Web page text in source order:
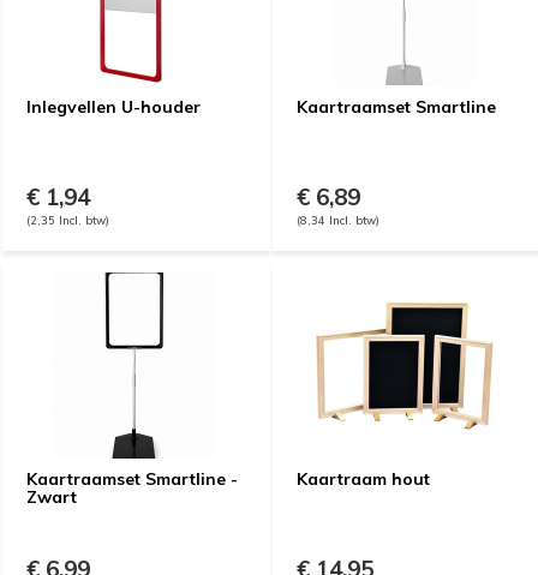
Inlegvellen U-houder
€ 1,94
(2,35 Incl. btw)
Kaartraamset Smartline
€ 6,89
(8,34 Incl. btw)
Kaartraamset Smartline -
Zwart
€ 6,99
Kaartraam hout
€ 14,95